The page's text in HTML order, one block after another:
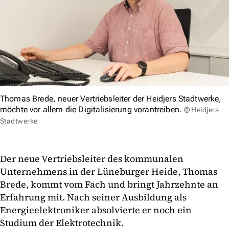
Thomas Brede, neuer Vertriebsleiter der Heidjers Stadtwerke,
möchte vor allem die Digitalisierung vorantreiben. © Heidjers
Stadtwerke
Der neue Vertriebsleiter des kommunalen
Unternehmens in der Lüneburger Heide, Thomas
Brede, kommt vom Fach und bringt Jahrzehnte an
Erfahrung mit. Nach seiner Ausbildung als
Energieelektroniker absolvierte er noch ein
Studium der Elektrotechnik.